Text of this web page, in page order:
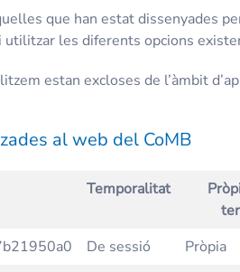
que han estat dissenyades
les diferents opcions
estan excloses de l’àmbit
al web del CoMB
Temporalitat
De sessió Pròpia